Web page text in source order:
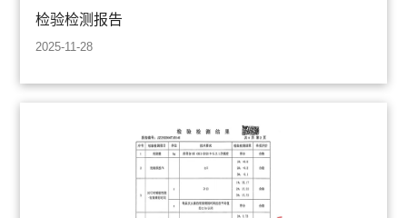
检验检测报告
2025-11-28